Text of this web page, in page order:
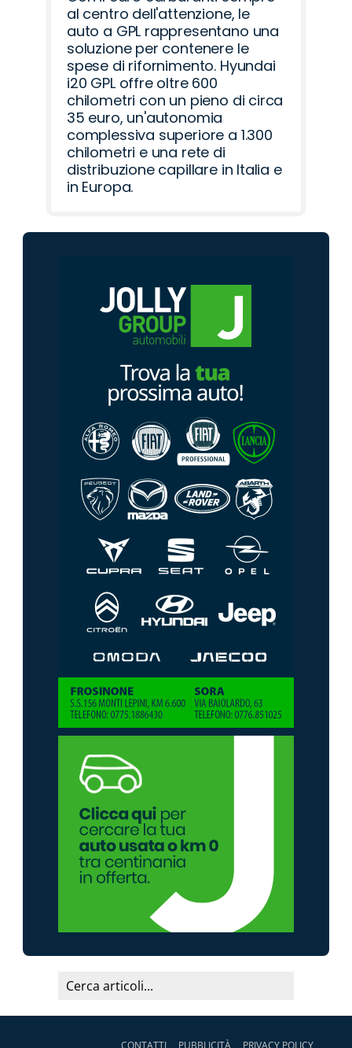
al centro dell'attenzione, le
auto a GPL rappresentano una
soluzione per contenere le
spese di rifornimento. Hyundai
i20 GPL offre oltre 600
chilometri con un pieno di circa
35 euro, un'autonomia
complessiva superiore a 1.300
chilometri e una rete di
distribuzione capillare in Italia e
in Europa.
CONTATTI PUBBLICITÀ PRIVACY POLICY